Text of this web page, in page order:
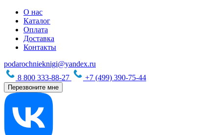
О нас
Каталог
Оплата
Доставка
Контакты
podarochnieknigi@yandex.ru
8 800 333-88-27
+7 (499) 390-75-44
Перезвоните мне